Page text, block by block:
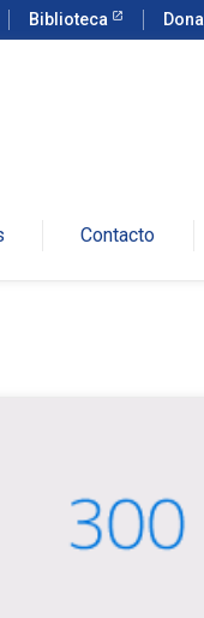
Biblioteca
Contacto